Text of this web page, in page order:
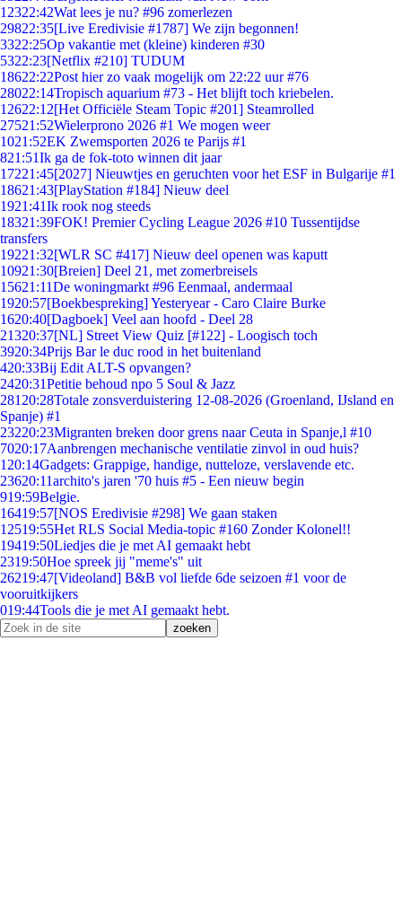
12322:42Wat lees je nu? #96 zomerlezen
29822:35[Live Eredivisie #1787] We zijn begonnen!
3322:25Op vakantie met (kleine) kinderen #30
5322:23[Netflix #210] TUDUM
18622:22Post hier zo vaak mogelijk om 22:22 uur #76
28022:14Tropisch aquarium #73 - Het blijft toch kriebelen.
12622:12[Het Officiële Steam Topic #201] Steamrolled
27521:52Wielerprono 2026 #1 We mogen weer
1021:52EK Zwemsporten 2026 te Parijs #1
821:51Ik ga de fok-toto winnen dit jaar
17221:45[2027] Nieuwtjes en geruchten voor het ESF in Bulgarije #1
18621:43[PlayStation #184] Nieuw deel
1921:41Ik rook nog steeds
18321:39FOK! Premier Cycling League 2026 #10 Tussentijdse
transfers
19221:32[WLR SC #417] Nieuw deel openen was kaputt
10921:30[Breien] Deel 21, met zomerbreisels
15621:11De woningmarkt #96 Eenmaal, andermaal
1920:57[Boekbespreking] Yesteryear - Caro Claire Burke
1620:40[Dagboek] Veel aan hoofd - Deel 28
21320:37[NL] Street View Quiz [#122] - Loogisch toch
3920:34Prijs Bar le duc rood in het buitenland
420:33Bij Edit ALT-S opvangen?
2420:31Petitie behoud npo 5 Soul & Jazz
281 20:28Totale zonsverduistering 12-08-2026 (Groenland, IJsland en
Spanje) #1
23220:23Migranten breken door grens naar Ceuta in Spanje,l #10
7020:17Aanbrengen mechanische ventilatie zinvol in oud huis?
1 20:14Gadgets: Grappige, handige, nutteloze, verslavende etc.
23620:11archito's jaren '70 huis #5 - Een nieuw begin
919:59Belgie.
16419:57[NOS Eredivisie #298] We gaan staken
12519:55Het RLS Social Media-topic #160 Zonder Kolonel!!
19419:50Liedjes die je met AI gemaakt hebt
2319:50Hoe spreek jij "meme's" uit
26219:47[Videoland] B&B vol liefde 6de seizoen #1 voor de
vooruitkijkers
019:44Tools die je met AI gemaakt hebt.